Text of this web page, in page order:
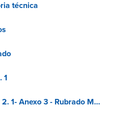
técnica
1
Anexo 3 - Rubrado Modificado